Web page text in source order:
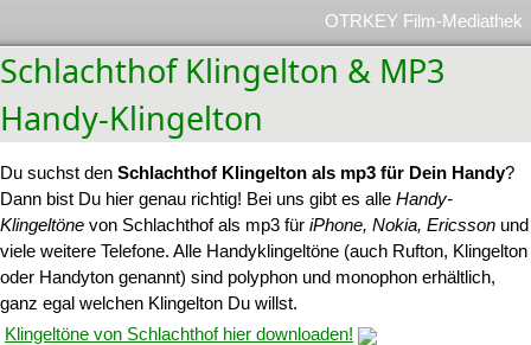
OTRKEY Film-Mediathek
Schlachthof Klingelton & MP3
Handy-Klingelton
Du suchst den Schlachthof Klingelton als mp3 für Dein Handy?
Dann bist Du hier genau richtig! Bei uns gibt es alle Handy-
Klingeltöne von Schlachthof als mp3 für iPhone, Nokia, Ericsson und
viele weitere Telefone. Alle Handyklingeltöne (auch Rufton, Klingelton
oder Handyton genannt) sind polyphon und monophon erhältlich,
ganz egal welchen Klingelton Du willst.
Klingeltöne von Schlachthof hier downloaden!